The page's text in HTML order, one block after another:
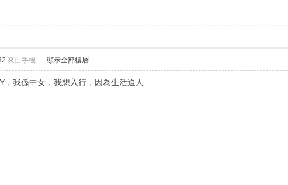
來自手機 顯示全部樓層
，我係中女，我想入行，因為生活迫人